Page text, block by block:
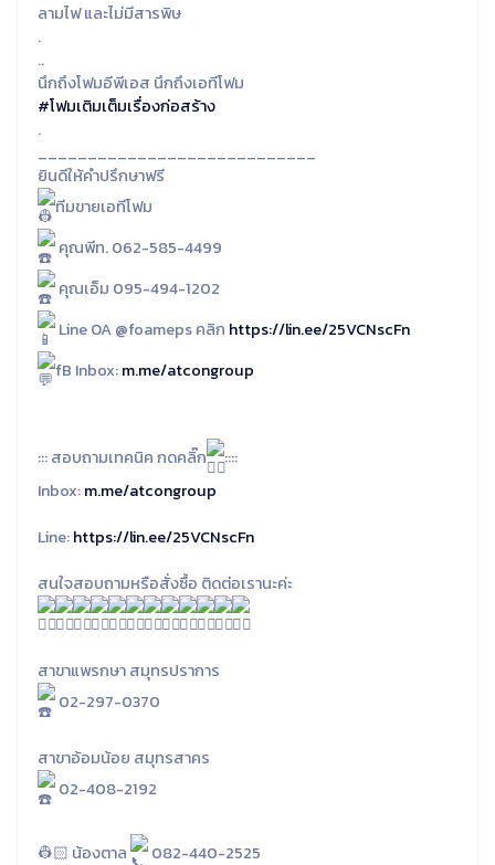
ลามไฟ และไม่มีสารพิษ
.
..
นึกถึงโฟมอีพีเอส นึกถึงเอทีโฟม
#โฟมเติมเต็มเรื่องก่อสร้าง
.
____________________________
ยินดีให้คำปรึกษาฟรี
ทีมขายเอทีโฟม
คุณพีท. 062-585-4499
คุณเอ็ม 095-494-1202
Line OA @foameps คลิก https://lin.ee/25VCNscFn
fB Inbox:m.me/atcongroup
::: สอบถามเทคนิค กดคลิ๊ก
::::
Inbox:m.me/atcongroup
Line:https://lin.ee/25VCNscFn
สนใจสอบถามหรือสั่งซื้อ ติดต่อเรานะค่ะ
สาขาแพรกษา สมุทรปราการ
02-297-0370
สาขาอ้อมน้อย สมุทรสาคร
02-408-2192
👷🏻‍ น้องตาล
082-440-2525